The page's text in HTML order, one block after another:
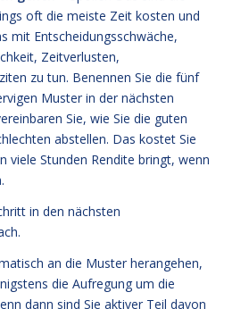
oft die meiste Zeit kosten und
mit Entscheidungsschwäche,
Zeitverlusten,
zu tun. Benennen Sie die fünf
Muster in der nächsten
Sie, wie Sie die guten
abstellen. Das kostet Sie
viele Stunden Rendite bringt, wenn
in den nächsten
an die Muster herangehen,
die Aufregung um die
dann sind Sie aktiver Teil davon